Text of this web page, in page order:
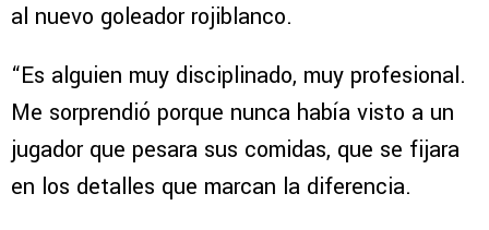
al nuevo goleador rojiblanco.
“Es alguien muy disciplinado, muy profesional.
Me sorprendió porque nunca había visto a un
jugador que pesara sus comidas, que se fijara
en los detalles que marcan la diferencia.